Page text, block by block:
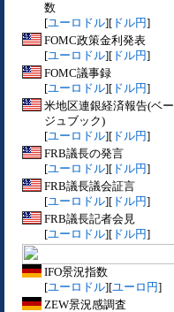
数
[ユーロドル][ ドル円]
FOMC政策金利発表
[ユーロドル][ ドル円]
FOMC議事録
[ユーロドル][ ドル円]
米地区連銀経済報告(ベー
ジュブック)
[ユーロドル][ ドル円]
FRB議長の発言
[ユーロドル][ ドル円]
FRB議長議会証言
[ユーロドル][ ドル円]
FRB議長記者会見
[ユーロドル][ ドル円]
IFO景況指数
[ユーロドル][ユーロ円]
ZEW景況感調査